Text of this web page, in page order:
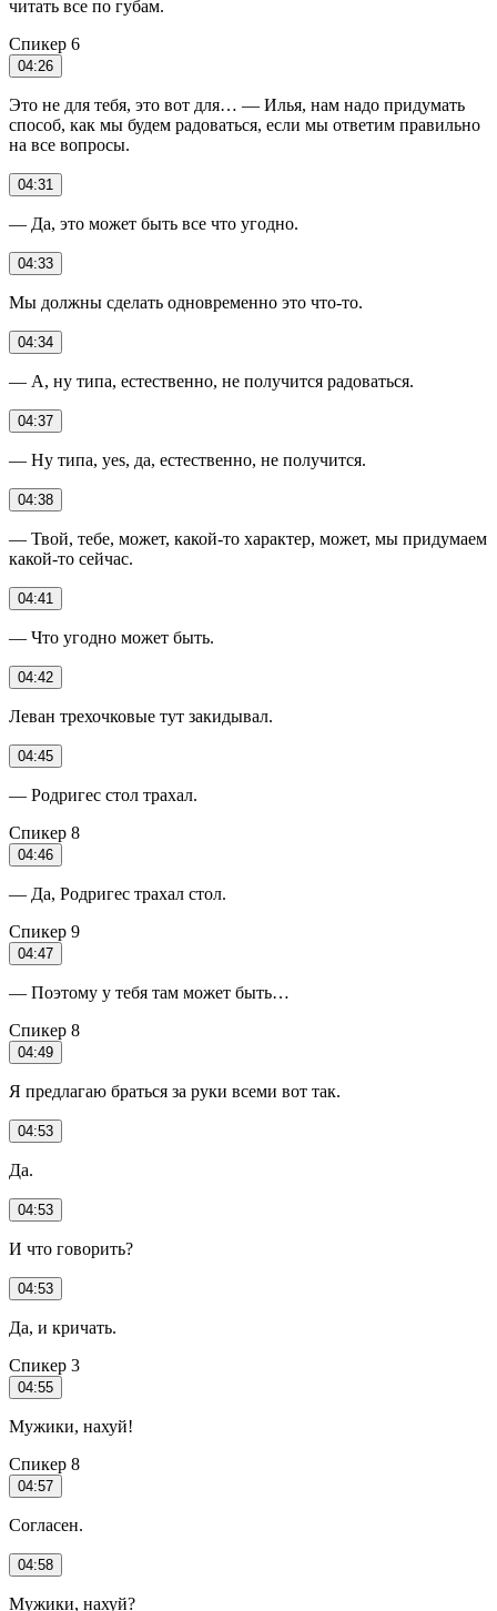
читать все по губам.
Спикер 6
04:26
Это не для тебя, это вот для… — Илья, нам надо придумать
способ, как мы будем радоваться, если мы ответим правильно
на все вопросы.
04:31
— Да, это может быть все что угодно.
04:33
Мы должны сделать одновременно это что-то.
04:34
— А, ну типа, естественно, не получится радоваться.
04:37
— Ну типа, yes, да, естественно, не получится.
04:38
— Твой, тебе, может, какой-то характер, может, мы придумаем
какой-то сейчас.
04:41
— Что угодно может быть.
04:42
Леван трехочковые тут закидывал.
04:45
— Родригес стол трахал.
Спикер 8
04:46
— Да, Родригес трахал стол.
Спикер 9
04:47
— Поэтому у тебя там может быть…
Спикер 8
04:49
Я предлагаю браться за руки всеми вот так.
04:53
Да.
04:53
И что говорить?
04:53
Да, и кричать.
Спикер 3
04:55
Мужики, нахуй!
Спикер 8
04:57
Согласен.
04:58
Мужики, нахуй?